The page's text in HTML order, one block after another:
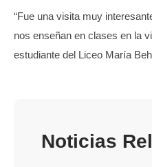
“Fue una visita muy
nos enseñan en clases en la
estudiante del Liceo María
Noticias